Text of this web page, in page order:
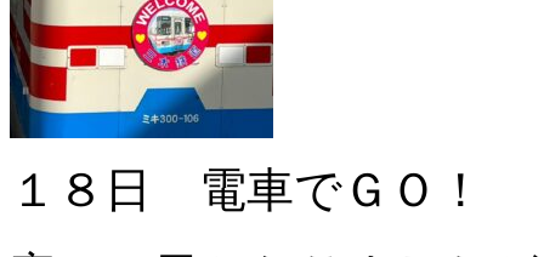
１８日 電車でＧＯ！